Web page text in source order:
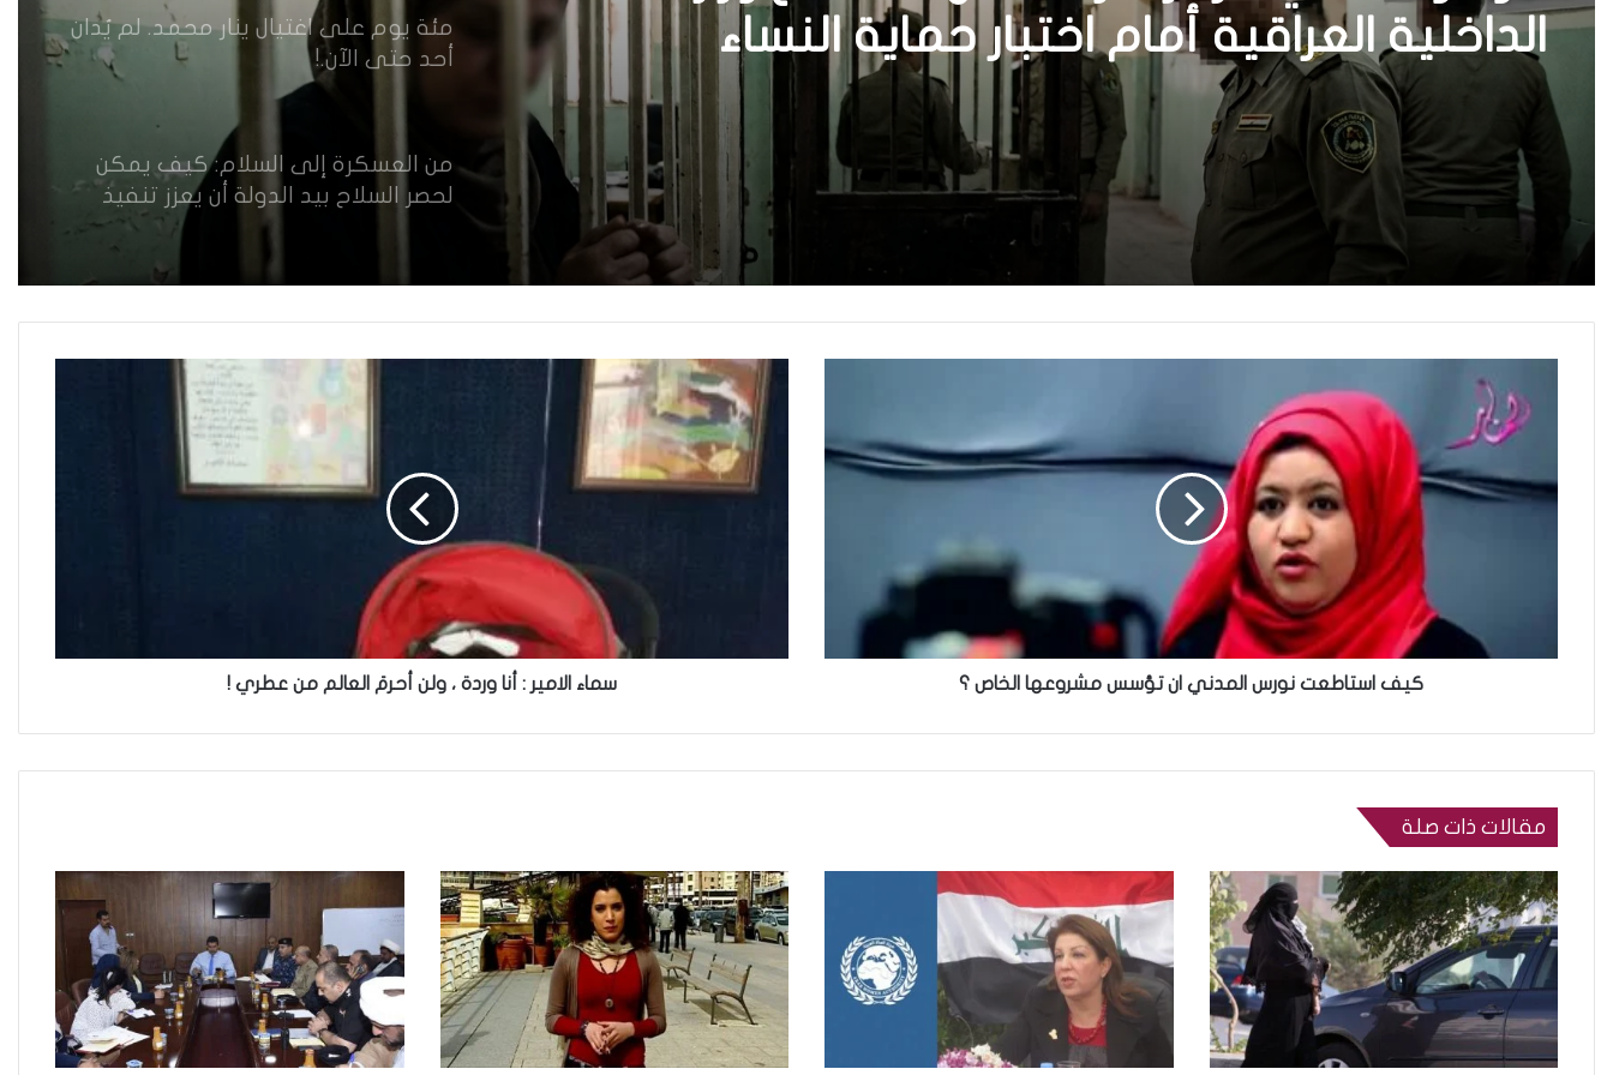
الداخلية العراقية أمام اختبار حماية النساء
واستعادة الثقة
مئة يوم على اغتيال ينار محمد. لم يُدان أحد
حتى الآن.!
مئة يوم على اغتيال ينار محمد. لم يُدان
أحد حتى الآن.!
من العسكرة إلى السلام: كيف يمكن
لحصر السلاح بيد الدولة أن يعزز تنفيذ
القرار 1325 في العراق؟
القضاء يقرر: لا سكنى للمطلقة “الآيسة
حضانة الاطفال بين النص القانوني
خطأ مهني في الموقع الرسمي لـ
مجلس القضاء الأعلى”سردية تُضعف
الضحية وتفتح باب التبرير للجريمة”
حين تُحاكم الضحية بعد موتها
من جريمة قتل إلى بنية استغلال… كيف
يُسَلَّع جسد المرأة في اقتصاد الهيمنة
كيف استاطعت نورس المدني ان تؤسس مشروعها الخاص ؟ سماء الامير : أنا وردة ، ولن أحرمَ العالم من عطري !
مقالات ذات صلة